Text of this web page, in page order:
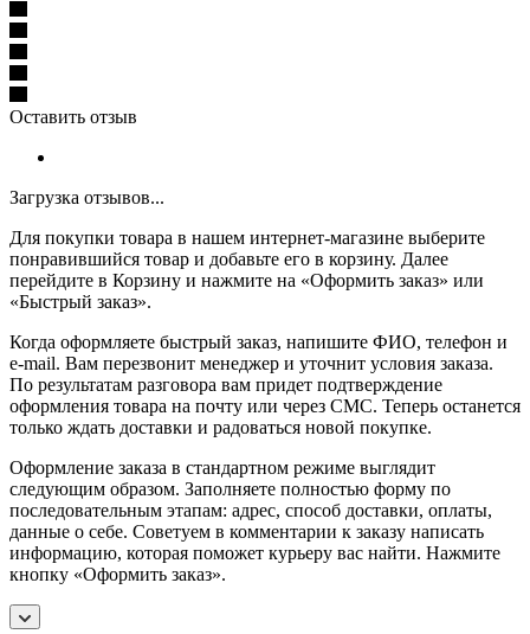
Оставить отзыв
Загрузка отзывов...
Для покупки товара в нашем интернет-магазине выберите
понравившийся товар и добавьте его в корзину. Далее
перейдите в Корзину и нажмите на «Оформить заказ» или
«Быстрый заказ».
Когда оформляете быстрый заказ, напишите ФИО, телефон и
e-mail. Вам перезвонит менеджер и уточнит условия заказа.
По результатам разговора вам придет подтверждение
оформления товара на почту или через СМС. Теперь останется
только ждать доставки и радоваться новой покупке.
Оформление заказа в стандартном режиме выглядит
следующим образом. Заполняете полностью форму по
последовательным этапам: адрес, способ доставки, оплаты,
данные о себе. Советуем в комментарии к заказу написать
информацию, которая поможет курьеру вас найти. Нажмите
кнопку «Оформить заказ».